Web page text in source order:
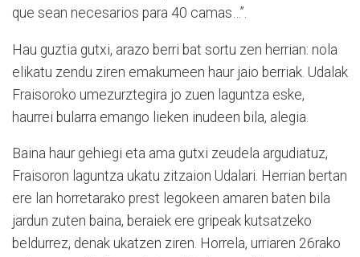
que sean necesarios para 40 camas…”.
Hau guztia gutxi, arazo berri bat sortu zen herrian: nola
elikatu zendu ziren emakumeen haur jaio berriak. Udalak
Fraisoroko umezurztegira jo zuen laguntza eske,
haurrei bularra emango lieken inudeen bila, alegia.
Baina haur gehiegi eta ama gutxi zeudela argudiatuz,
Fraisoron laguntza ukatu zitzaion Udalari. Herrian bertan
ere lan horretarako prest legokeen amaren baten bila
jardun zuten baina, beraiek ere gripeak kutsatzeko
beldurrez, denak ukatzen ziren. Horrela, urriaren 26rako